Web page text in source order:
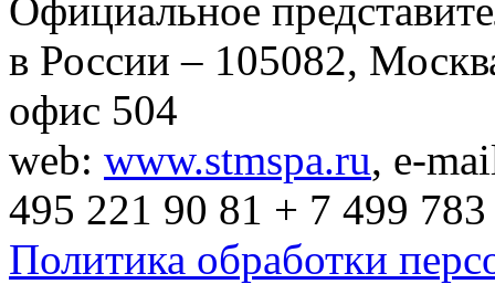
Официальное
в России – 105082,
офис 504
web: www.stmspa.ru, e-
495 221 90 81 + 7 499
Политика обработки